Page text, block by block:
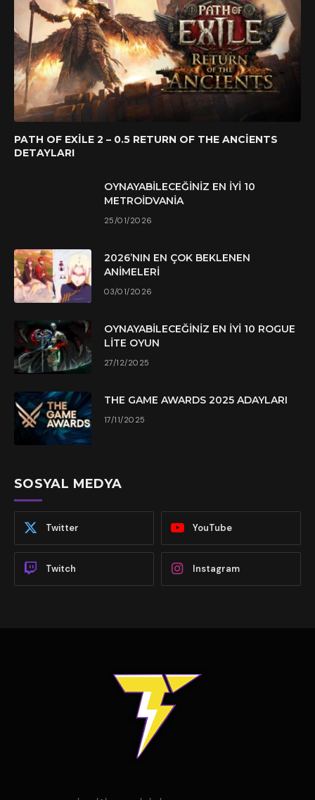
PATH OF EXILE 2 – 0.5 RETURN OF THE ANCIENTS
DETAYLARI
OYNAYABILECEĞINIZ EN İYI 10
METROIDVANIA
25/01/2026
2026’NIN EN ÇOK BEKLENEN
ANIMELERI
03/01/2026
OYNAYABILECEĞINIZ EN İYI 10 ROGUE
LITE OYUN
27/12/2025
THE GAME AWARDS 2025 ADAYLARI
17/11/2025
SOSYAL MEDYA
Twitter YouTube
Twitch Instagram